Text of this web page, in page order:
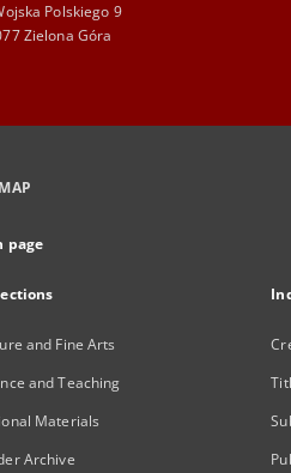
Polskiego 9
Zielona Góra
page
and Fine Arts
and Teaching
Materials
Archive